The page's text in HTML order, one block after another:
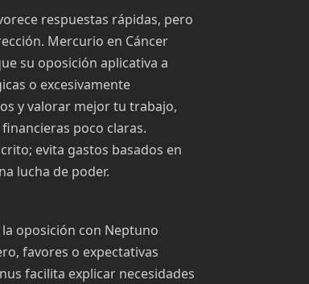
respuestas rápidas, pero
Mercurio en Cáncer
su oposición aplicativa a
o excesivamente
y valorar mejor tu trabajo,
poco claras.
evita gastos basados en
lucha de poder.
oposición con Neptuno
favores o expectativas
facilita explicar necesidades